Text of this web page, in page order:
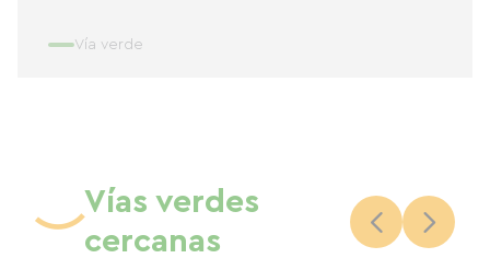
Vía verde
Vías verdes
cercanas